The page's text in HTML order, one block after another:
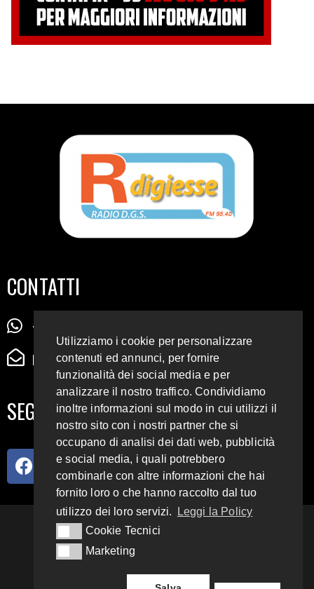
CONTATTI
+39 345 72 72 88 5
radiodigiesse@gmail.com
SEGUICI SUI SOCIAL
93.4 E 95.3 FM
Utilizziamo i cookie per personalizzare
contenuti ed annunci, per fornire
funzionalità dei social media e per
analizzare il nostro traffico. Condividiamo
inoltre informazioni sul modo in cui utilizzi il
nostro sito con i nostri partner che si
occupano di analisi dei dati web, pubblicità
e social media, i quali potrebbero
combinarle con altre informazioni che hai
fornito loro o che hanno raccolto dal tuo
utilizzo dei loro servizi.
Leggi la Policy
Cookie Tecnici
Cookie Tecnici
MarketingMarketing